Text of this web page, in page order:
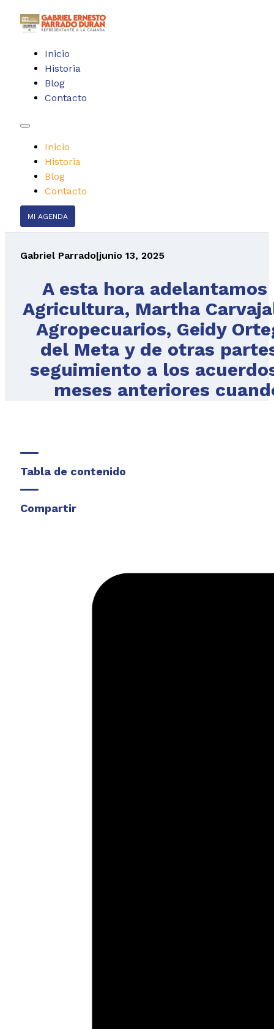
Inicio
Historia
Blog
Contacto
Inicio
Historia
Blog
Contacto
MI AGENDA
Gabriel Parrado|junio 13, 2025
A esta hora
Agricultura, Martha
Agropecuarios, Geidy
del Meta y de otras
seguimiento a los
meses anteriores
Tabla de contenido
Compartir